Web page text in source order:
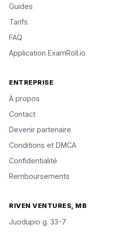
Guides
Tarifs
FAQ
Application ExamRoll.io
ENTREPRISE
À propos
Contact
Devenir partenaire
Conditions et DMCA
Confidentialité
Remboursements
RIVEN VENTURES, MB
Juodupio g. 33-7